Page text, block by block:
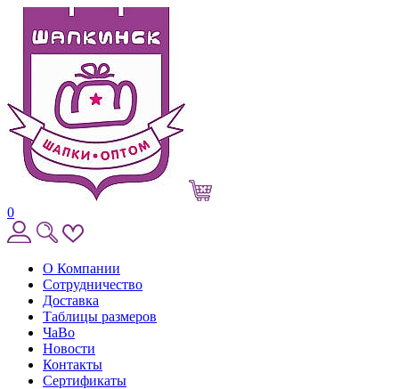
0
О Компании
Сотрудничество
Доставка
Таблицы размеров
ЧаВо
Новости
Контакты
Сертификаты